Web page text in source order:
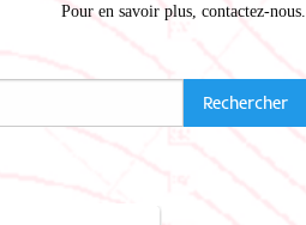
Pour en savoir plus, contactez-nous